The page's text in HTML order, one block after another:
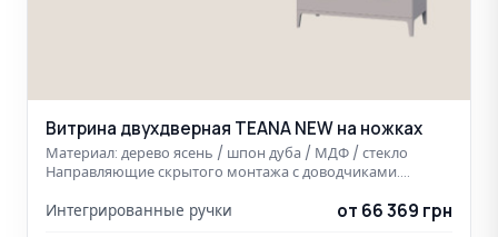
Витрина двухдверная TEANA NEW на ножках
Материал: дерево ясень / шпон дуба / МДФ / стекло
Направляющие скрытого монтажа с доводчиками.…
Интегрированные ручки от 66 369 грн